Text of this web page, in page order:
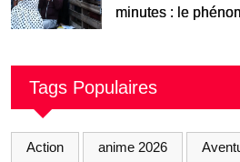
minutes : le
Tags Populaires
Action anime 2026